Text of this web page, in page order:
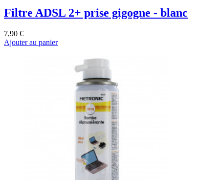
Filtre ADSL 2+ prise gigogne - blanc
7,90 €
Ajouter au panier